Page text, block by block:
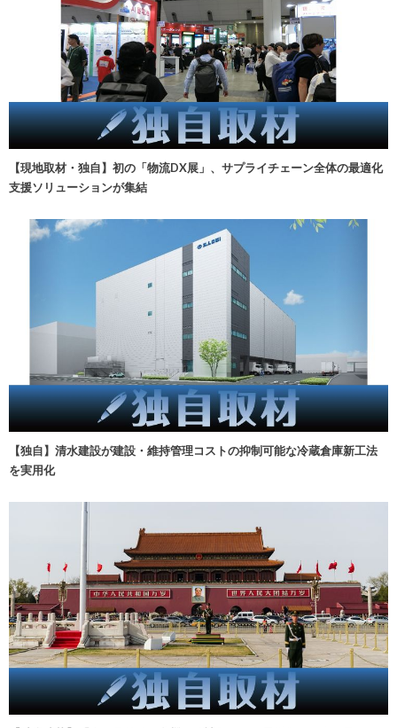
【現地取材・独自】初の「物流DX展」、サプライチェーン全体の最適化
支援ソリューションが集結
【独自】清水建設が建設・維持管理コストの抑制可能な冷蔵倉庫新工法
を実用化